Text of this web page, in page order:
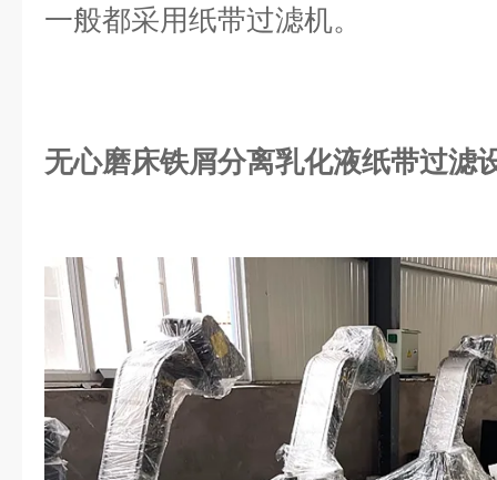
一般都采用纸带过滤机。
无心磨床铁屑分离乳化液纸带过滤